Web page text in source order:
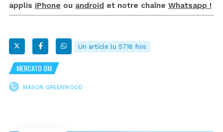
applis iPhone ou android et notre chaîne Whatsapp !
Un article lu 5716 fois
MERCATO OM
MASON GREENWOOD